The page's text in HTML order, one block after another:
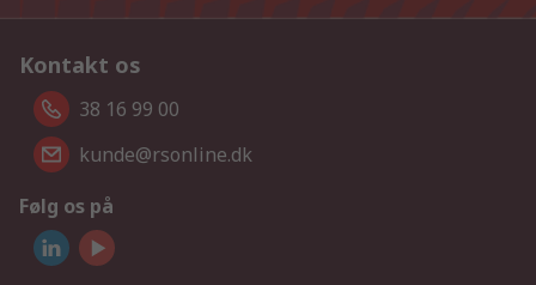
Kontakt os
38 16 99 00
kunde@rsonline.dk
Følg os på